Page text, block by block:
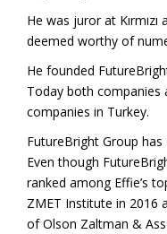
He was juror at
deemed worthy of
He founded
Today both
companies in Turkey.
FutureBright Group
Even though
ranked among Effie’s
ZMET Institute in 2016
of Olson Zaltman &